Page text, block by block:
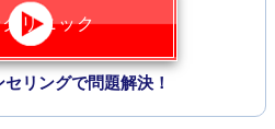
リニック
セリングで問題解決！